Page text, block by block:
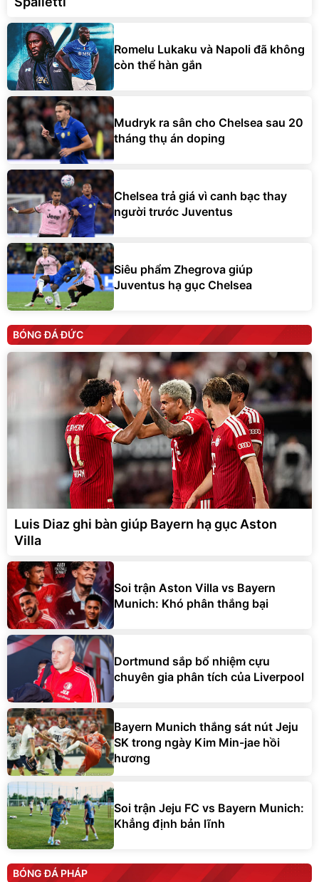
Romelu Lukaku và Napoli đã không
còn thể hàn gắn
Mudryk ra sân cho Chelsea sau 20
tháng thụ án doping
Chelsea trả giá vì canh bạc thay
người trước Juventus
Siêu phẩm Zhegrova giúp
Juventus hạ gục Chelsea
BÓNG ĐÁ ĐỨC
Luis Diaz ghi bàn giúp Bayern hạ gục Aston
Villa
Soi trận Aston Villa vs Bayern
Munich: Khó phân thắng bại
Dortmund sắp bổ nhiệm cựu
chuyên gia phân tích của Liverpool
Bayern Munich thắng sát nút Jeju
SK trong ngày Kim Min-jae hồi
hương
Soi trận Jeju FC vs Bayern Munich:
Khẳng định bản lĩnh
BÓNG ĐÁ PHÁP